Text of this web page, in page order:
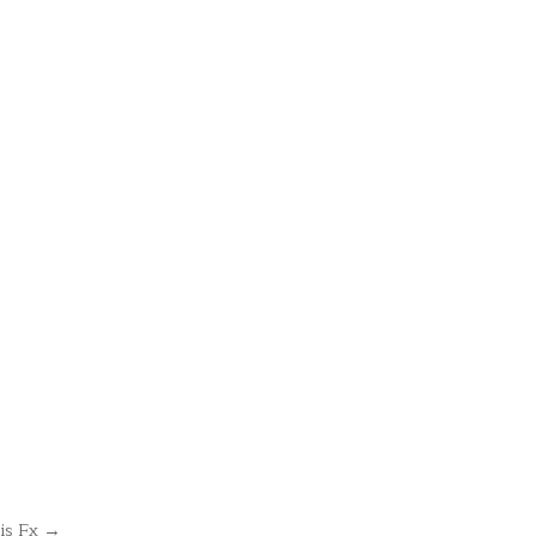
Fx →